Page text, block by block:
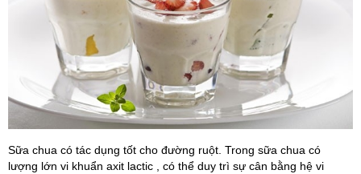
Sữa chua có tác dụng tốt cho đường ruột. Trong sữa chua có
lượng lớn vi khuẩn axit lactic , có thể duy trì sự cân bằng hệ vi